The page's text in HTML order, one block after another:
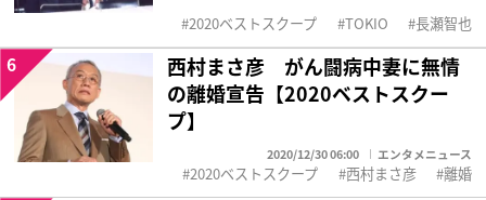
2020ベストスクープ TOKIO 長瀬智也
西村まさ彦 がん闘病中妻に無情
の離婚宣告【2020ベストスクー
プ】
2020/12/30 06:00 エンタメニュース
6
2020ベストスクープ 西村まさ彦 離婚